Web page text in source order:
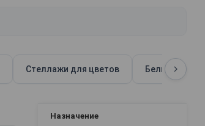
Стеллажи для цветов Белые
Назначение